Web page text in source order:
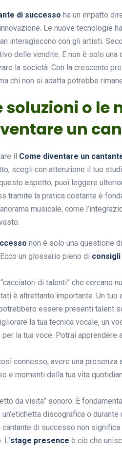
di successo ha un impatto
Le nuove tecnologie
interagiscono con gli artisti.
delle vendite. E non è solo
la società. Con la crescente
chi non si adatta potrebbe
soluzioni o
un
il Come diventare un
scegli con attenzione il tuo
aspetto, puoi leggere
tramite la pratica costante è
musicale, come
non è solo una questione
un glossario pieno di consigli
di talenti” che cercano
è altrettanto importante. Un
essere presenti talent
la tua tecnica vocale, un
per la tua voce. Potrai
connesso, avere una presenza
e momenti della tua vita
da visita” sonoro. È
discografica o durante
cantante di successo non
stage presence è ciò che